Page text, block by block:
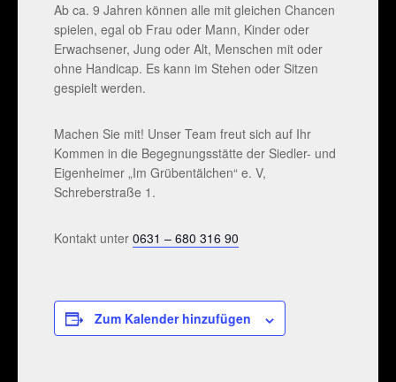
Ab ca. 9 Jahren können alle mit gleichen Chancen
spielen, egal ob Frau oder Mann, Kinder oder
Erwachsener, Jung oder Alt, Menschen mit oder
ohne Handicap. Es kann im Stehen oder Sitzen
gespielt werden.
Machen Sie mit! Unser Team freut sich auf Ihr
Kommen in die Begegnungsstätte der Siedler- und
Eigenheimer „Im Grübentälchen“ e. V,
Schreberstraße 1.
Kontakt unter 0631 – 680 316 90
Zum Kalender hinzufügen